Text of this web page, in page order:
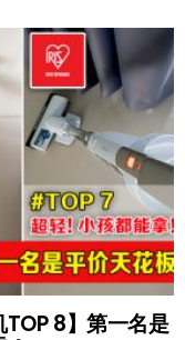
8】第一名是